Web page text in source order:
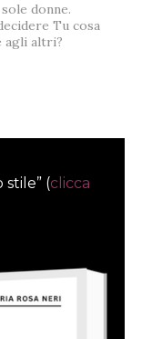
donne.
Tu cosa
agli altri?
(clicca